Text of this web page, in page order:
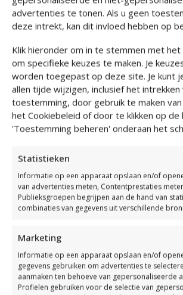
advertenties te tonen. Als u geen
deze intrekt, kan dit invloed hebben op
Klik hieronder om in te stemmen met
om specifieke keuzes te maken. Je
worden toegepast op deze site. Je kunt
allen tijde wijzigen, inclusief het intrekken
toestemming, door gebruik te maken
het Cookiebeleid of door te klikken op de
'Toestemming beheren' onderaan het
Statistieken
Informatie op een apparaat opslaan en/of
van advertenties meten, Contentprestaties
Publieksgroepen begrijpen aan de hand van
combinaties van gegevens uit verschillende
Marketing
Informatie op een apparaat opslaan en/of
gegevens gebruiken om advertenties te
aanmaken ten behoeve van gepersonaliseerde
Profielen gebruiken voor de selectie van